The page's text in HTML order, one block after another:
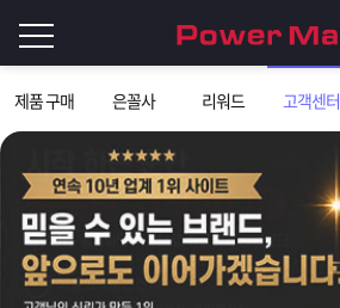
제품 구매 은꼴사 리워드 고객센터
그
인
이
필
로
Q&A